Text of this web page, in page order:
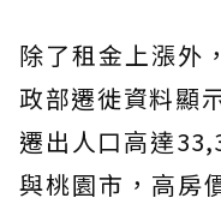
除了租金上漲外
政部遷徙資料顯
遷出人口高達
與桃園市，高房